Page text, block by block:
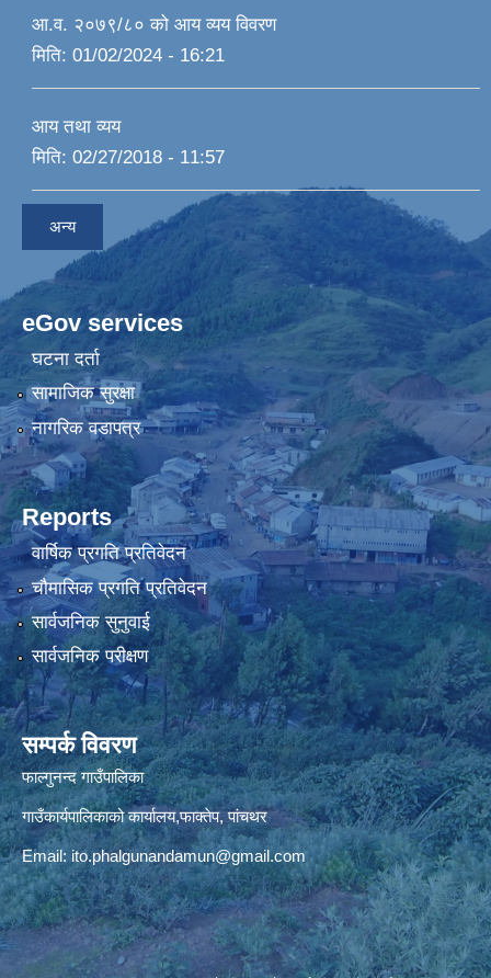
आ.व. २०७९/८० को आय व्यय विवरण
मिति: 01/02/2024 - 16:21
आय तथा व्यय
मिति: 02/27/2018 - 11:57
अन्य
eGov services
घटना दर्ता
सामाजिक सुरक्षा
नागरिक वडापत्र
Reports
वार्षिक प्रगति प्रतिवेदन
चौमासिक प्रगति प्रतिवेदन
सार्वजनिक सुनुवाई
सार्वजनिक परीक्षण
सम्पर्क विवरण
फाल्गुनन्द गाउँपालिका
गाउँकार्यपालिकाको कार्यालय,फाक्तेप, पांचथर
Email: ito.phalgunandamun@gmail.com